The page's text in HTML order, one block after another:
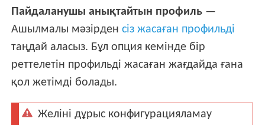
Пайдаланушы анықтайтын профиль —
Ашылмалы мәзірденсіз жасаған профильді
таңдай аласыз. Бұл опция кемінде бір
реттелетін профильді жасаған жағдайда ғана
қол жетімді болады.
Желіні дұрыс конфигурацияламау